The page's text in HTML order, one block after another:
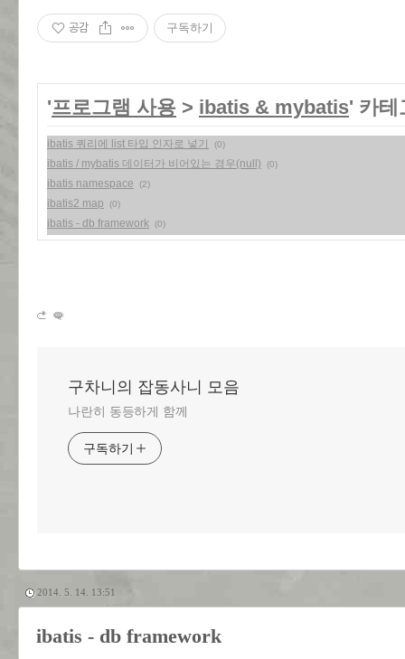
공감 구독하기
'프로그램 사용 > ibatis & mybatis' 카테
ibatis 쿼리에 list 타입 인자로 넣기 (0)
ibatis / mybatis 데이터가 비어있는 경우(null) (0)
ibatis namespace (2)
ibatis2 map (0)
ibatis - db framework (0)
구차니의 잡동사니 모음
나란히 동등하게 함께
구독하기
2014. 5. 14. 13:51
ibatis - db framework